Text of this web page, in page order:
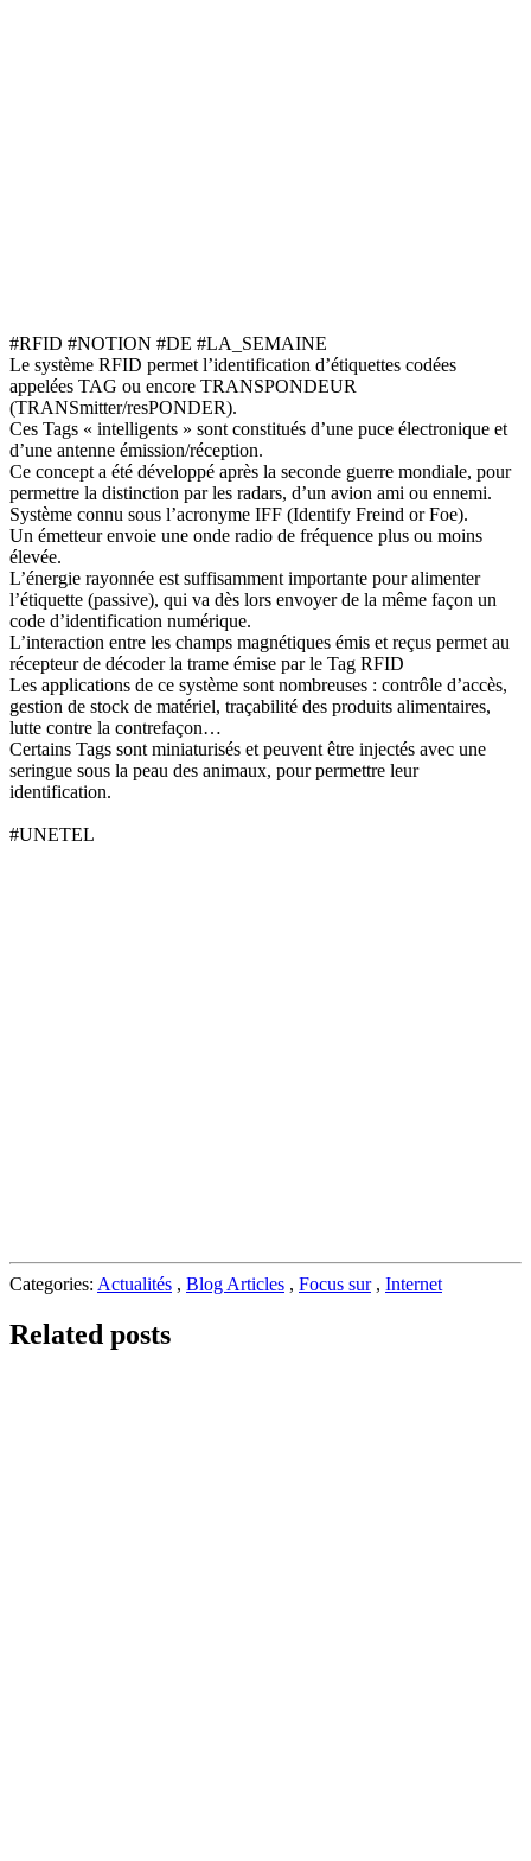
#RFID #NOTION #DE #LA_SEMAINE
Le système RFID permet l’identification d’étiquettes codées
appelées TAG ou encore TRANSPONDEUR
(TRANSmitter/resPONDER).
Ces Tags « intelligents » sont constitués d’une puce électronique et
d’une antenne émission/réception.
Ce concept a été développé après la seconde guerre mondiale, pour
permettre la distinction par les radars, d’un avion ami ou ennemi.
Système connu sous l’acronyme IFF (Identify Freind or Foe).
Un émetteur envoie une onde radio de fréquence plus ou moins
élevée.
L’énergie rayonnée est suffisamment importante pour alimenter
l’étiquette (passive), qui va dès lors envoyer de la même façon un
code d’identification numérique.
L’interaction entre les champs magnétiques émis et reçus permet au
récepteur de décoder la trame émise par le Tag RFID
Les applications de ce système sont nombreuses : contrôle d’accès,
gestion de stock de matériel, traçabilité des produits alimentaires,
lutte contre la contrefaçon…
Certains Tags sont miniaturisés et peuvent être injectés avec une
seringue sous la peau des animaux, pour permettre leur
identification.
#UNETEL
Categories: Actualités , Blog Articles , Focus sur, Internet
Related posts